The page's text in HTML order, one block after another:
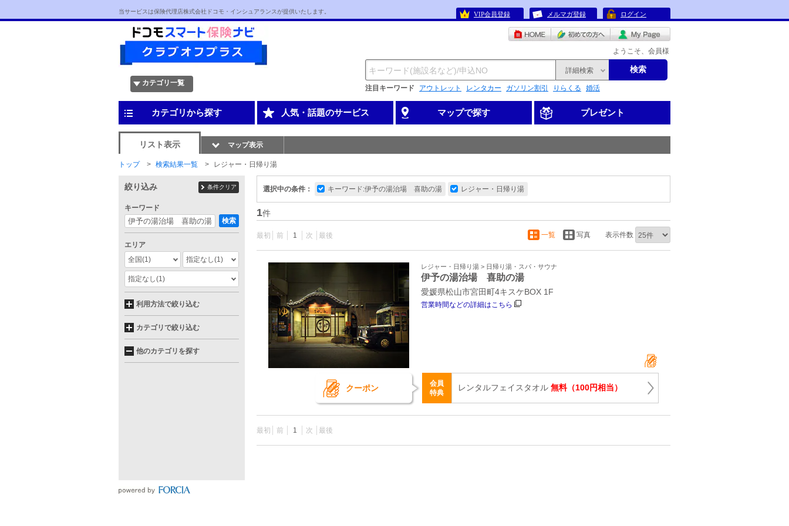
当サービスは保険代理店株式会社ドコモ・インシュアランスが提供いたします。 VIP会員登録 メルマガ登録 ログイン
ようこそ、会員様
カテゴリ一覧
詳細検索 検索
注目キーワード アウトレット レンタカー ガソリン割引 りらくる 婚活
カテゴリから探す 人気・話題のサービス マップで探す プレゼント
リスト表示 マップ表示
トップ 検索結果一覧 レジャー・日帰り湯
選択中の条件： キーワード:伊予の湯治場 喜助の湯 レジャー・日帰り湯
1件
最初 前 1 次 最後 一覧 写真 表示件数
レジャー・日帰り湯 > 日帰り湯・スパ・サウナ
伊予の湯治場 喜助の湯
愛媛県松山市宮田町4キスケBOX 1F
営業時間などの詳細はこちら
クーポン
会員
特典
レンタルフェイスタオル 無料（100円相当）
最初 前 1 次 最後
絞り込み 条件クリア
キーワード
検索
エリア
全国(1) 指定なし(1)
指定なし(1)
利用方法で絞り込む
カテゴリで絞り込む
他のカテゴリを探す